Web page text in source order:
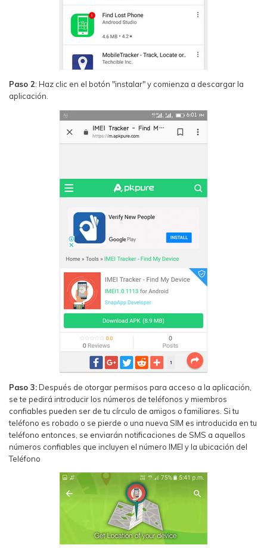
Paso 2: Haz clic en el botón "instalar" y comienza a descargar la
aplicación.
Paso 3: Después de otorgar permisos para acceso a la aplicación,
se te pedirá introducir los números de teléfonos y miembros
confiables pueden ser de tu círculo de amigos o familiares. Si tu
teléfono es robado o se pierde o una nueva SIM es introducida en tu
teléfono entonces, se enviarán notificaciones de SMS a aquellos
números confiables que incluyen el número IMEI y la ubicación del
Teléfono